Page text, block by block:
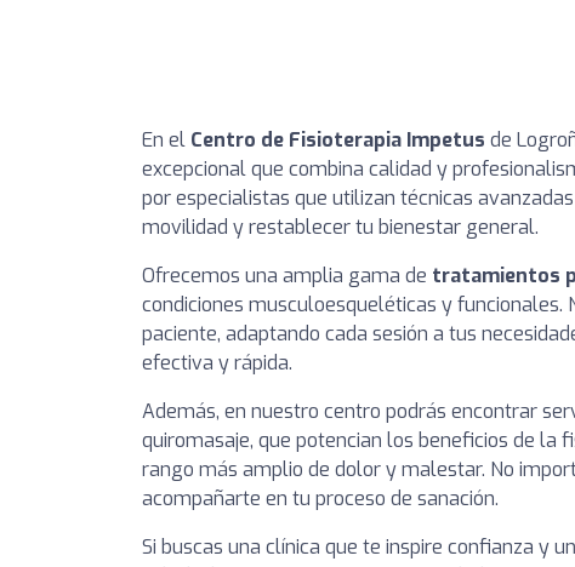
En el Centro de Fisioterapia Impetus de
excepcional que combina calidad y
por especialistas que utilizan técnicas
movilidad y restablecer tu bienestar general.
Ofrecemos una amplia gama de tratamientos
condiciones musculoesqueléticas y
paciente, adaptando cada sesión a tus
efectiva y rápida.
Además, en nuestro centro podrás encontrar
quiromasaje, que potencian los beneficios de la
rango más amplio de dolor y malestar. No
acompañarte en tu proceso de sanación.
Si buscas una clínica que te inspire confianza y